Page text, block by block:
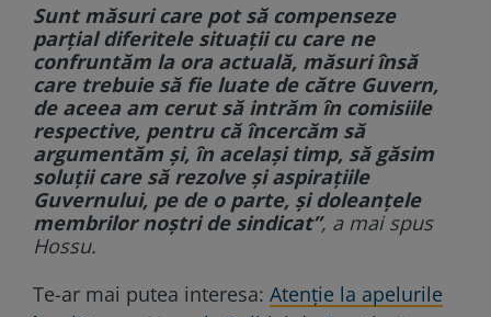
Sunt măsuri care pot să compenseze
parţial diferitele situaţii cu care ne
confruntăm la ora actuală, măsuri însă
care trebuie să fie luate de către Guvern,
de aceea am cerut să intrăm în comisiile
respective, pentru că încercăm să
argumentăm şi, în acelaşi timp, să găsim
soluţii care să rezolve şi aspiraţiile
Guvernului, pe de o parte, şi doleanţele
membrilor noştri de sindicat”, a mai spus
Hossu.
Te-ar mai putea interesa: Atenție la apelurile